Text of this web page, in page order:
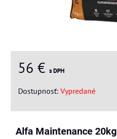
56 € s DPH
Dostupnosť: Vypredané
Alfa Maintenance 20kg